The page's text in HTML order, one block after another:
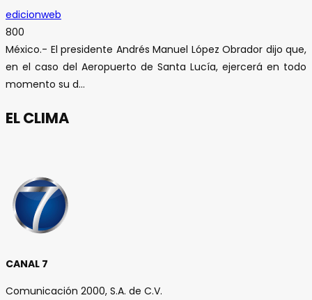
edicionweb
800
México.- El presidente Andrés Manuel López Obrador dijo que,
en el caso del Aeropuerto de Santa Lucía, ejercerá en todo
momento su d...
EL CLIMA
CANAL 7
Comunicación 2000, S.A. de C.V.